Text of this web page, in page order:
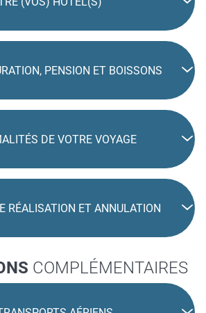
PENSION ET BOISSONS
DE VOTRE VOYAGE
RÉALISATION ET ANNULATION
COMPLÉMENTAIRES